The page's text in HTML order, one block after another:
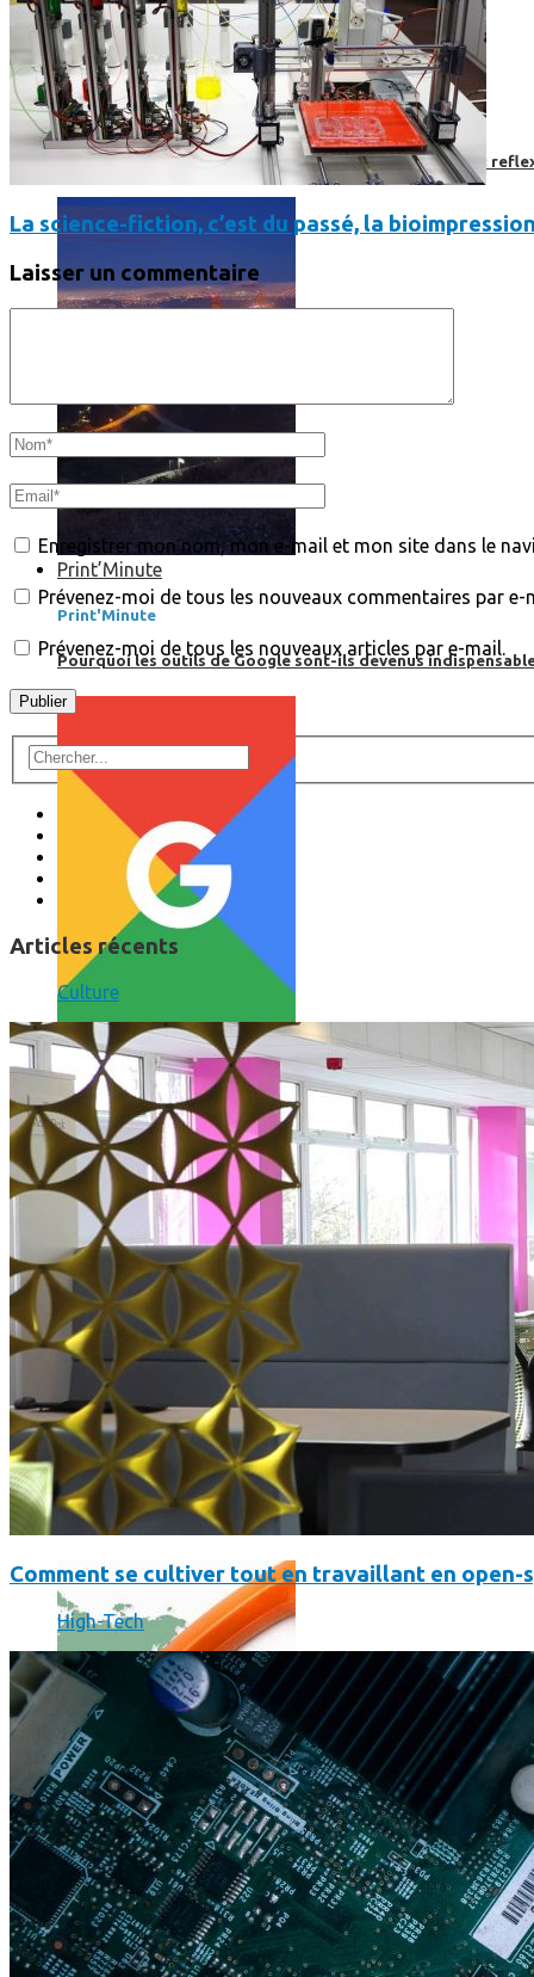
Faut-il encore emmener son bon vieux appareil photo «
Print’Minute
Print'Minute
Pourquoi les outils de Google sont-ils devenus
Comment utiliser « Photoshop » gratuitement et légalement
Où en sont les forfaits mobiles pour les pros ?
SmartPhone
La science-fiction, c’est du passé, la
Laisser un commentaire
Enregistrer mon nom, mon e-mail et mon site dans le
Prévenez-moi de tous les nouveaux commentaires par e-
Prévenez-moi de tous les nouveaux articles par e-mail.
Articles récents
Culture
Comment se cultiver tout en travaillant en open-
High-Tech